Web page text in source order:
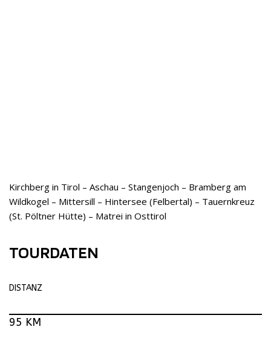
Kirchberg in Tirol – Aschau – Stangenjoch – Bramberg am
Wildkogel – Mittersill – Hintersee (Felbertal) – Tauernkreuz
(St. Pöltner Hütte) – Matrei in Osttirol
TOURDATEN
DISTANZ
95 KM